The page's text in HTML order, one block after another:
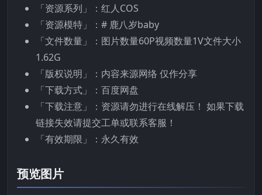
「资源系列」：红人COS
「资源模特」：# 鹿八岁baby
「文件数量」：图片数量60P视频数量1V文件大小
1.62G
「版权说明」：内容来源网络 仅作分享
「下载方式」：百度网盘
「下载注意」：资源请勿进行在线解压！ 如果下载
链接失效请提交工单或联系客服！
「有效期限」：永久有效
预览图片